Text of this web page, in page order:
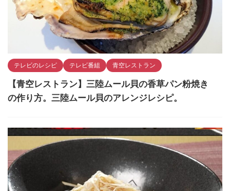
テレビのレシピ テレビ番組 青空レストラン
【青空レストラン】三陸ムール貝の香草パン粉焼き
の作り方。三陸ムール貝のアレンジレシピ。